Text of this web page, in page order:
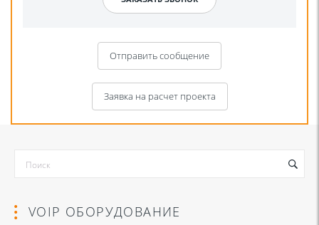
Отправить сообщение
Заявка на расчет проекта
VOIP ОБОРУДОВАНИЕ